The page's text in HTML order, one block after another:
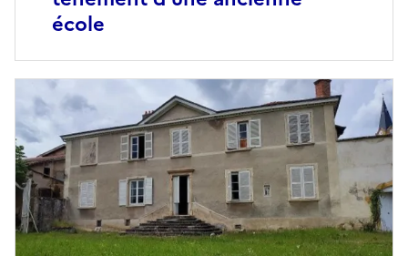
école